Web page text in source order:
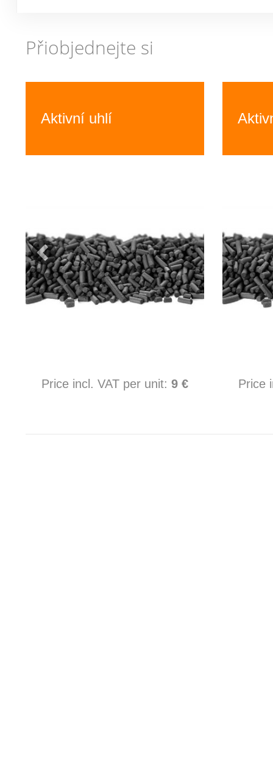
Přiobjednejte si
Aktivní uhlí
Price incl. VAT per unit:9 € Price